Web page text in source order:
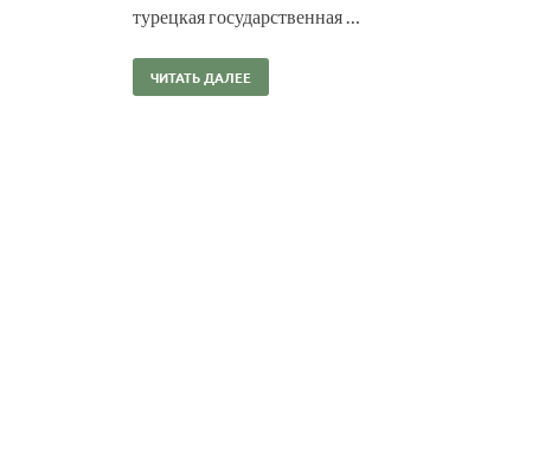
турецкая государственная …
ЧИТАТЬ ДАЛЕЕ